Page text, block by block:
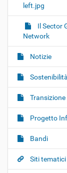
left.jpg
Il Sector
Network
Notizie
Progetto
Bandi
Siti tematici